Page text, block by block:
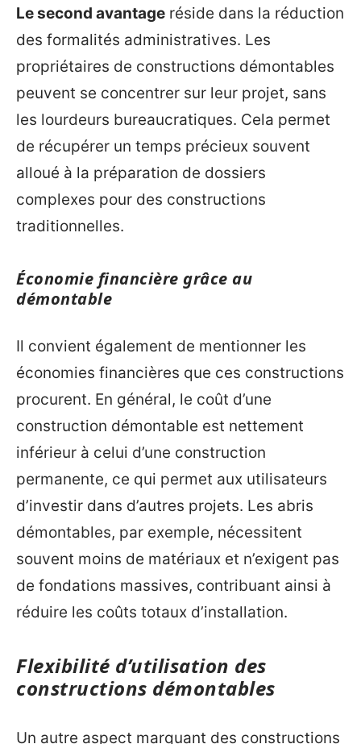
Le second avantage réside dans la réduction
des formalités administratives. Les
propriétaires de constructions démontables
peuvent se concentrer sur leur projet, sans
les lourdeurs bureaucratiques. Cela permet
de récupérer un temps précieux souvent
alloué à la préparation de dossiers
complexes pour des constructions
traditionnelles.
Économie financière grâce au
démontable
Il convient également de mentionner les
économies financières que ces constructions
procurent. En général, le coût d’une
construction démontable est nettement
inférieur à celui d’une construction
permanente, ce qui permet aux utilisateurs
d’investir dans d’autres projets. Les abris
démontables, par exemple, nécessitent
souvent moins de matériaux et n’exigent pas
de fondations massives, contribuant ainsi à
réduire les coûts totaux d’installation.
Flexibilité d’utilisation des
constructions démontables
Un autre aspect marquant des constructions